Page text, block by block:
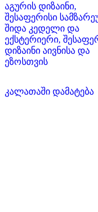
აგურის დიზაინი,
შესაფერისი
შიდა კედელი და
ექსტერიერი,
დიზაინი აივნისა და
ეზოსთვის
კალათაში დამატება